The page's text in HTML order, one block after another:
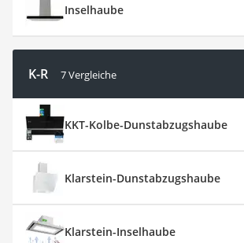
Inselhaube
K-R 7 Vergleiche
KKT-Kolbe-Dunstabzugshaube
Klarstein-Dunstabzugshaube
Klarstein-Inselhaube